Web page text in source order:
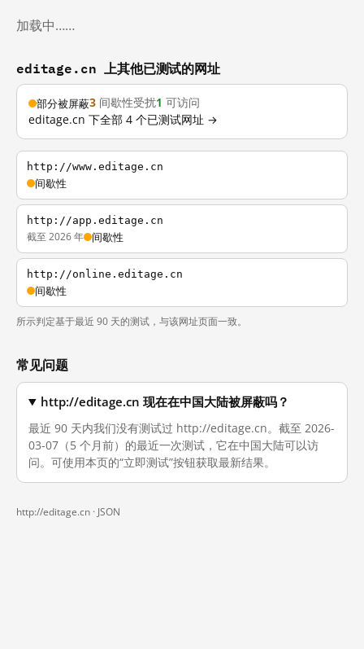
加载中……
editage.cn 上其他已测试的网址
部分被屏蔽3 间歇性受扰1 可访问
editage.cn 下全部 4 个已测试网址 →
http://www.editage.cn
间歇性
http://app.editage.cn
截至 2026 年 间歇性
http://online.editage.cn
间歇性
所示判定基于最近 90 天的测试，与该网址页面一致。
常见问题
http://editage.cn 现在在中国大陆被屏蔽吗？
最近 90 天内我们没有测试过 http://editage.cn。截至 2026-
03-07（5 个月前）的最近一次测试，它在中国大陆可以访
问。可使用本页的“立即测试”按钮获取最新结果。
http://editage.cn · JSON